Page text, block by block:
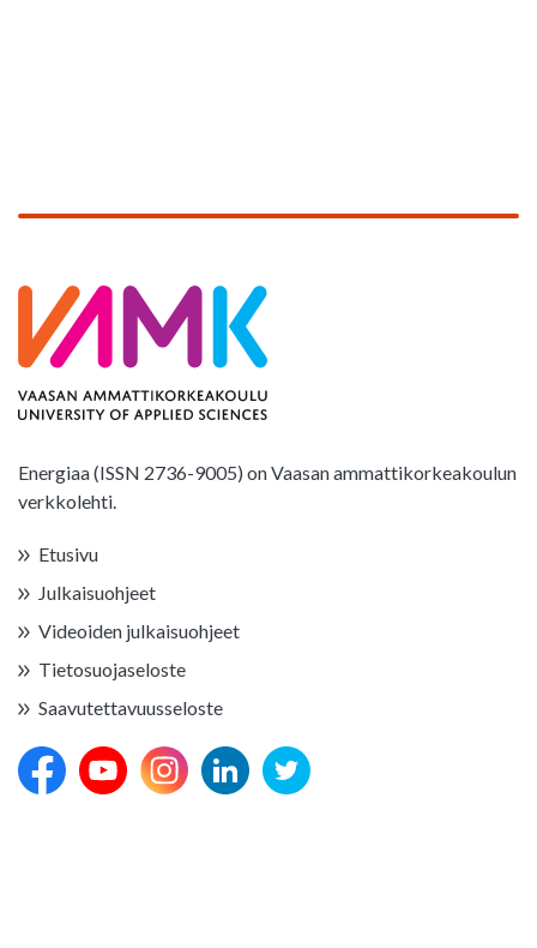
Energiaa (ISSN 2736-9005) on Vaasan ammattikorkeakoulun
verkkolehti.
Etusivu
Julkaisuohjeet
Videoiden julkaisuohjeet
Tietosuojaseloste
Saavutettavuusseloste